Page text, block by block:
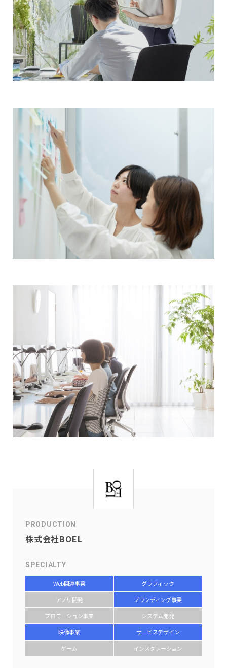
PRODUCTION
株式会社BOEL
SPECIALTY
Web関連事業
グラフィック
アプリ開発
ブランディング事業
プロモーション事業
システム開発
映像事業
サービスデザイン
ゲーム
インスタレーション